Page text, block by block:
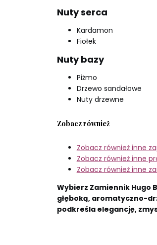
Nuty serca
Kardamon
Fiołek
Nuty bazy
Piżmo
Drzewo sandałowe
Nuty drzewne
Zobacz również
Zobacz również inne
Zobacz również inne
Zobacz również inne
Wybierz Zamiennik Hugo
głęboką, aromatyczno-
podkreśla elegancję,